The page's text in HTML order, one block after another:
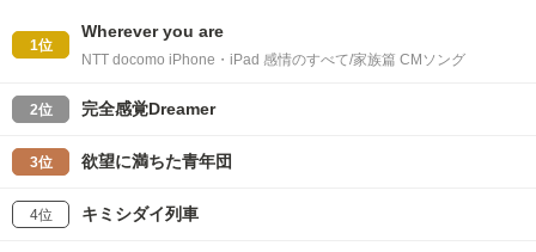
1位
Wherever you are
NTT docomo iPhone・iPad 感情のすべて/家族篇 CMソング
2位 完全感覚Dreamer
3位 欲望に満ちた青年団
4位 キミシダイ列車